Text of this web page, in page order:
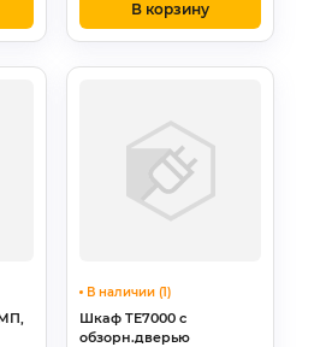
В корзину
В наличии (1)
Шкаф TE7000 с
обзорн.дверью